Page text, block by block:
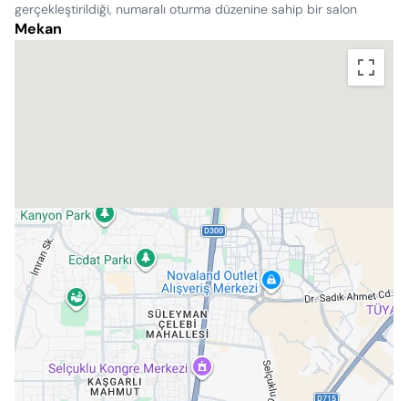
gerçekleştirildiği, numaralı oturma düzenine sahip bir salon
Mekan